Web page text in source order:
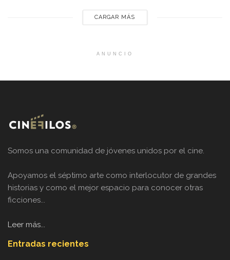
CARGAR MÁS
ANUNCIO
Somos una comunidad de jóvenes unidos por el cine.
Apoyamos el séptimo arte como interlocutor de grandes
historias y como el mejor espacio para conocer otras
ficciones...
Leer más...
Entradas recientes